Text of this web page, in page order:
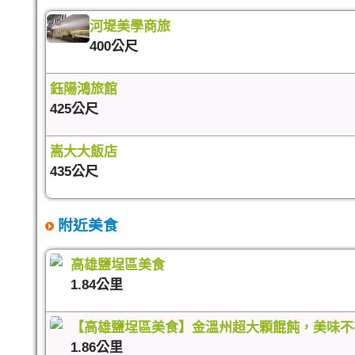
河堤美學商旅
400公尺
鈺陽鴻旅館
425公尺
嵩大大飯店
435公尺
附近美食
高雄鹽埕區美食
1.84公里
【高雄鹽埕區美食】金溫州超大顆餛飩，美味
1.86公里